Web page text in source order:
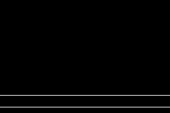
aan de verstrekte informatie in de